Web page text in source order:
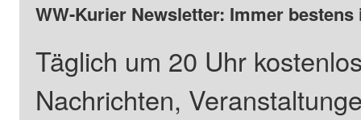
WW-Kurier Newsletter: Immer
Täglich um 20 Uhr
Nachrichten,